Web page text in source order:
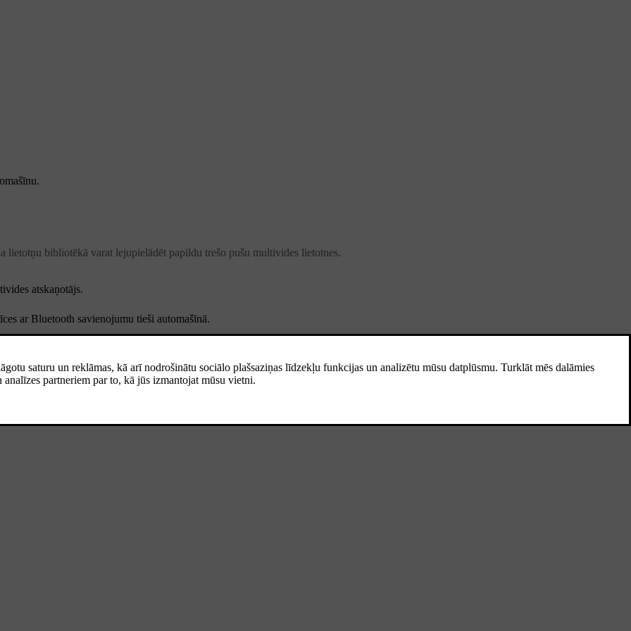
bibliotēkā varat lejupielādēt papildu trešo pušu multivides lietotnes.
atskaņotājs.
ar Bluetooth savienojumu tieši automašīnā.